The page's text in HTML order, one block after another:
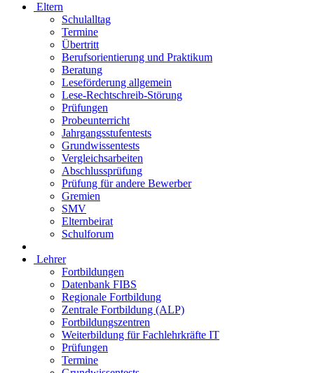
Eltern
Schulalltag
Termine
Übertritt
Berufsorientierung und Praktikum
Beratung
Leseförderung allgemein
Lese-Rechtschreib-Störung
Prüfungen
Probeunterricht
Jahrgangsstufentests
Grundwissentests
Vergleichsarbeiten
Abschlussprüfung
Prüfung für andere Bewerber
Gremien
SMV
Elternbeirat
Schulforum
Lehrer
Fortbildungen
Datenbank FIBS
Regionale Fortbildung
Zentrale Fortbildung (ALP)
Fortbildungszentren
Weiterbildung für Fachlehrkräfte IT
Prüfungen
Termine